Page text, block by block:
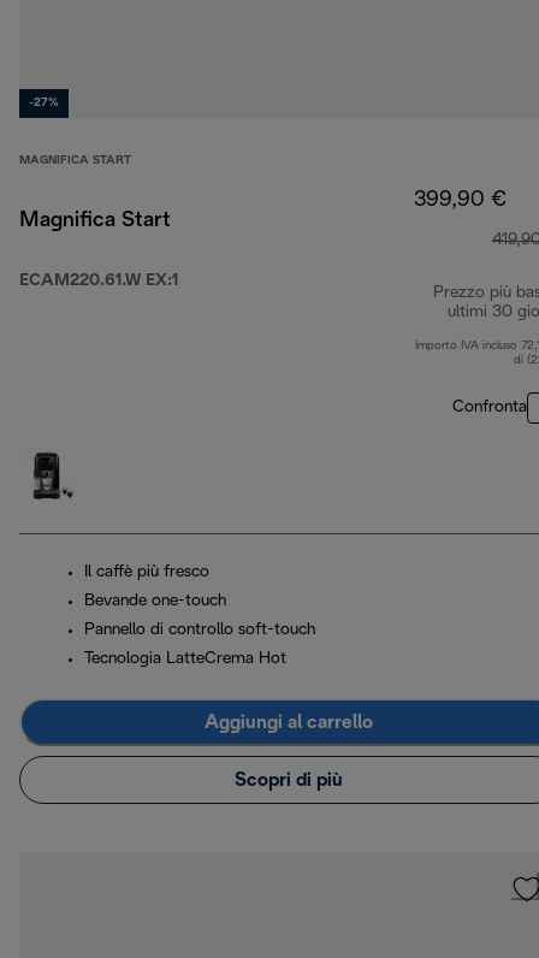
-27%
MAGNIFICA START
Magnifica Start
ECAM220.61.W EX:1
399,90 €
Prezzo più
ultimi 30
Importo IVA incluso
di
Confronta
Il caffè più fresco
Bevande one-touch
Pannello di controllo soft-touch
Tecnologia LatteCrema Hot
Aggiungi al carrello
Scopri di più